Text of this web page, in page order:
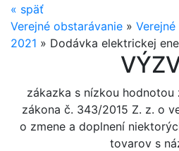
« späť
Verejné obstarávanie »
2021 » Dodávka elektrickej
zákazka s nízkou hodnotou
zákona č. 343/2015 Z. z. o
o zmene a doplnení
tovarov s